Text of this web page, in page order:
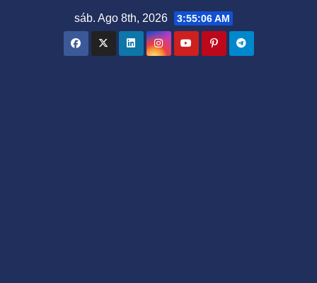
sáb. Ago 8th, 2026 3:55:06 AM